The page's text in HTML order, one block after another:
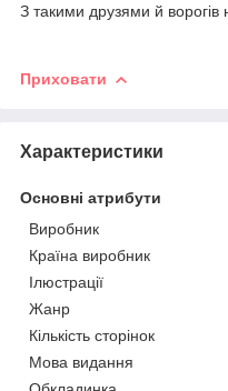
З такими друзями й
Приховати
Характеристики
Основні атрибути
Виробник
Країна виробник
Ілюстрації
Жанр
Кількість сторінок
Мова видання